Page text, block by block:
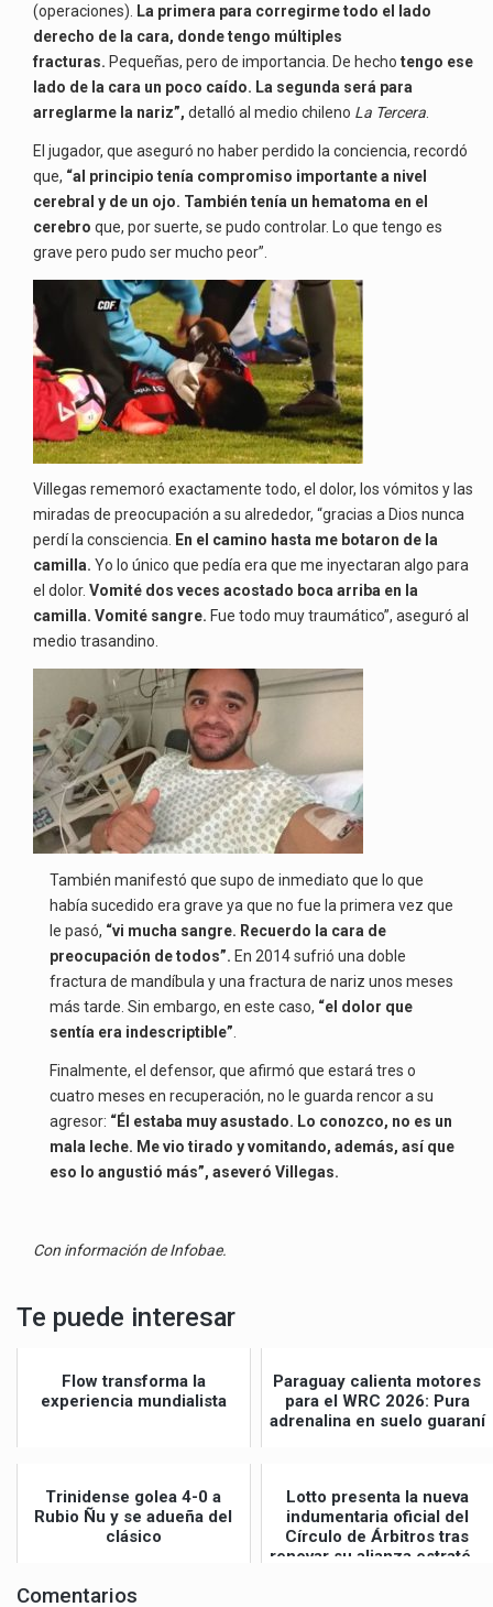
(operaciones).
La primera para corregirme todo el lado
derecho de la cara, donde tengo múltiples
fracturas. Pequeñas, pero de importancia. De hecho tengo ese
lado de la cara un poco caído. La segunda será para
arreglarme la nariz”, detalló al medio chileno La Tercera
El jugador, que aseguró no haber perdido la conciencia, recordó
que, “al principio tenía compromiso importante a nivel
cerebral y de un ojo. También tenía un hematoma en el
cerebro que, por suerte, se pudo controlar. Lo que tengo es
grave pero pudo ser mucho peor”.
Villegas rememoró exactamente todo, el dolor, los vómitos y las
miradas de preocupación a su alrededor, “gracias a Dios nunca
perdí la consciencia. En el camino hasta me botaron de la
camilla. Yo lo único que pedía era que me inyectaran algo para
el dolor. Vomité dos veces acostado boca arriba en la
camilla. Vomité sangre. Fue todo muy traumático”, aseguró al
medio trasandino.
También manifestó que supo de inmediato que lo que
había sucedido era grave ya que no fue la primera vez que
le pasó, “vi mucha sangre. Recuerdo la cara de
preocupación de todos”. En 2014 sufrió una doble
fractura de mandíbula y una fractura de nariz unos meses
más tarde. Sin embargo, en este caso, “el dolor que
sentía era indescriptible”
Finalmente, el defensor, que afirmó que estará tres o
cuatro meses en recuperación, no le guarda rencor a su
agresor: “Él estaba muy asustado. Lo conozco, no es un
mala leche. Me vio tirado y vomitando, además, así que
eso lo angustió más”, aseveró Villegas.
Con información de Infobae.
Te puede interesar
Flow transforma la
experiencia mundialista
Paraguay calienta motores
para el WRC 2026: Pura
adrenalina en suelo guaraní
Trinidense golea 4-0 a
Rubio Ñu y se adueña del
clásico
Lotto presenta la nueva
indumentaria oficial del
Círculo de Árbitros tras
renovar su alianza estraté...
Comentarios